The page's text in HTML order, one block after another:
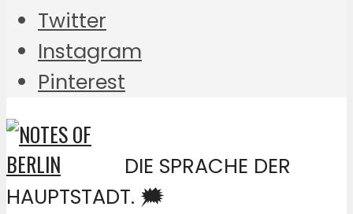
Twitter
Instagram
Pinterest
DIE SPRACHE DER
HAUPTSTADT. 🗯️